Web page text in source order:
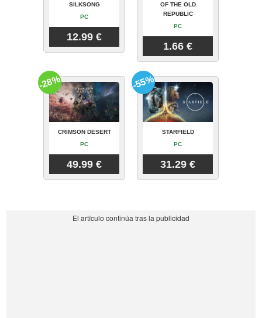
SILKSONG
PC
12.99 €
OF THE OLD
REPUBLIC
PC
1.66 €
CRIMSON DESERT
PC
49.99 €
-28%
STARFIELD
PC
31.29 €
-55%